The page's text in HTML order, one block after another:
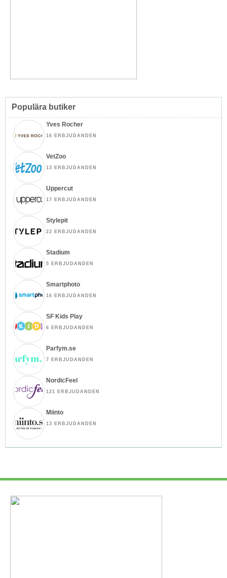
Populära butiker
Yves Rocher
16 ERBJUDANDEN
VetZoo
13 ERBJUDANDEN
Uppercut
17 ERBJUDANDEN
Stylepit
22 ERBJUDANDEN
Stadium
5 ERBJUDANDEN
Smartphoto
16 ERBJUDANDEN
SF Kids Play
6 ERBJUDANDEN
Parfym.se
7 ERBJUDANDEN
NordicFeel
121 ERBJUDANDEN
Miinto
13 ERBJUDANDEN